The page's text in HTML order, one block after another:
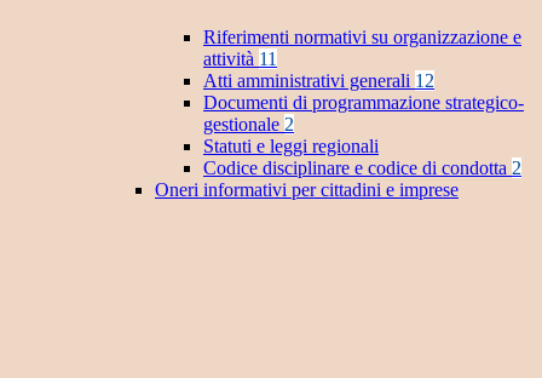
Riferimenti normativi su organizzazione e
attività 11
Atti amministrativi generali 12
Documenti di programmazione strategico-
gestionale 2
Statuti e leggi regionali
Codice disciplinare e codice di condotta 2
Oneri informativi per cittadini e imprese